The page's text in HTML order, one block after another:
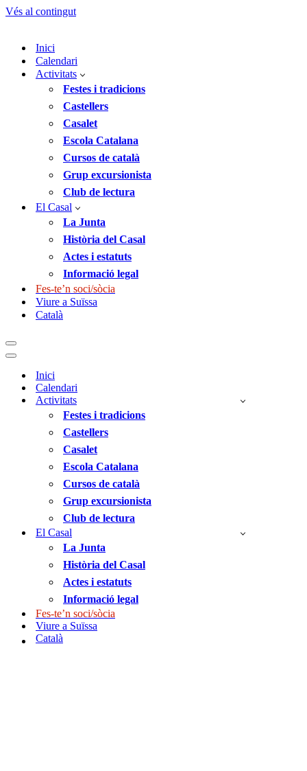
Vés al contingut
Inici
Calendari
Activitats
Festes i tradicions
Castellers
Casalet
Escola Catalana
Cursos de català
Grup excursionista
Club de lectura
El Casal
La Junta
Història del Casal
Actes i estatuts
Informació legal
Fes-te’n soci/sòcia
Viure a Suïssa
Català
Menú
de
Menú
navegació
Inici
Calendari
Activitats
Festes i tradicions
Castellers
Casalet
Escola Catalana
Cursos de català
Grup excursionista
Club de lectura
El Casal
La Junta
Història del Casal
Actes i estatuts
Informació legal
Fes-te’n soci/sòcia
Viure a Suïssa
Català